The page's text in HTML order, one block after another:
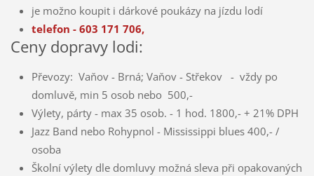
je možno koupit i dárkové poukázy na jízdu lodí
telefon - 603 171 706,
Ceny dopravy lodi:
Převozy: Vaňov - Brná; Vaňov - Střekov - vždy po
domluvě, min 5 osob nebo 500,-
Výlety, párty - max 35 osob. - 1 hod. 1800,- + 21% DPH
Jazz Band nebo Rohypnol - Mississippi blues 400,- /
osoba
Školní výlety dle domluvy možná sleva při opakovaných